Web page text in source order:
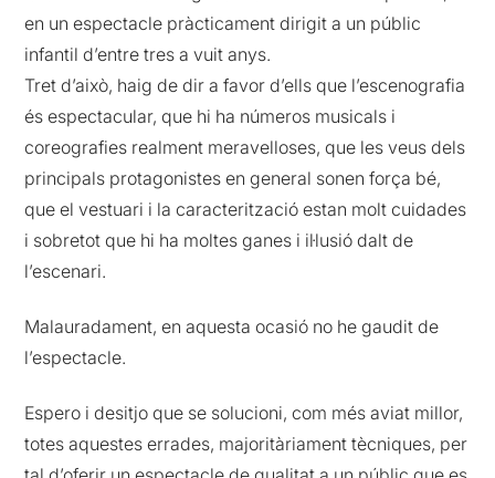
en un espectacle pràcticament dirigit a un públic
infantil d’entre tres a vuit anys.
Tret d’això, haig de dir a favor d’ells que l’escenografia
és espectacular, que hi ha números musicals i
coreografies realment meravelloses, que les veus dels
principals protagonistes en general sonen força bé,
que el vestuari i la caracterització estan molt cuidades
i sobretot que hi ha moltes ganes i il·lusió dalt de
l’escenari.
Malauradament, en aquesta ocasió no he gaudit de
l’espectacle.
Espero i desitjo que se solucioni, com més aviat millor,
totes aquestes errades, majoritàriament tècniques, per